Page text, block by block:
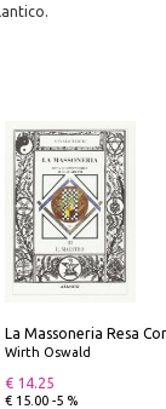
Wirth Oswald
€ 14.25
€ 15.00 -5 %